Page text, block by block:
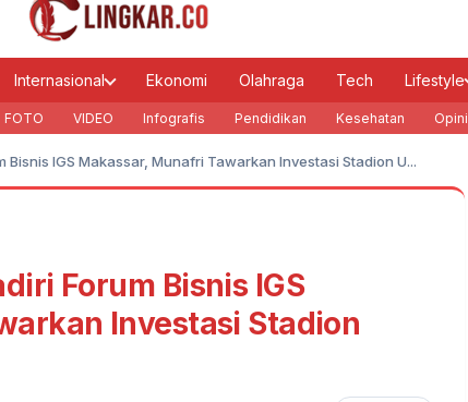
Internasional Ekonomi Olahraga Tech Lifestyle
FOTO VIDEO Infografis Pendidikan Kesehatan Opini
Bisnis IGS Makassar, Munafri Tawarkan Investasi Stadion U...
Forum Bisnis IGS
Investasi Stadion